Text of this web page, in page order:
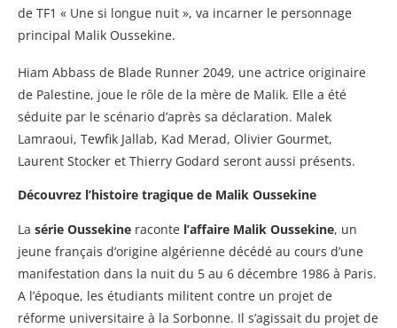
de TF1 « Une si longue nuit », va incarner le personnage
principal Malik Oussekine.
Hiam Abbass de Blade Runner 2049, une actrice originaire
de Palestine, joue le rôle de la mère de Malik. Elle a été
séduite par le scénario d’après sa déclaration. Malek
Lamraoui, Tewfik Jallab, Kad Merad, Olivier Gourmet,
Laurent Stocker et Thierry Godard seront aussi présents.
Découvrez l’histoire tragique de Malik Oussekine
La série Oussekine raconte l’affaire Malik Oussekine, un
jeune français d’origine algérienne décédé au cours d’une
manifestation dans la nuit du 5 au 6 décembre 1986 à Paris.
A l’époque, les étudiants militent contre un projet de
réforme universitaire à la Sorbonne. Il s’agissait du projet de